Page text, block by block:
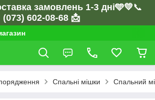
замовлень 1-3 дні🩵💛📞
(073) 602-08-68 📩
Спальні мішки Спальний